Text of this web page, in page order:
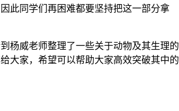
此同学们再困难都要坚持把这一部分拿
杨威老师整理了一些关于动物及其生理的
大家，希望可以帮助大家高效突破其中的